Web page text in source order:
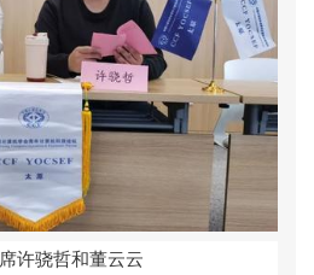
席许骁哲和董云云